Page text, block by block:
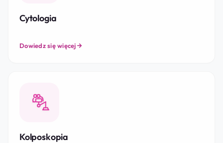
Cytologia
Dowiedz się więcej
Kolposkopia